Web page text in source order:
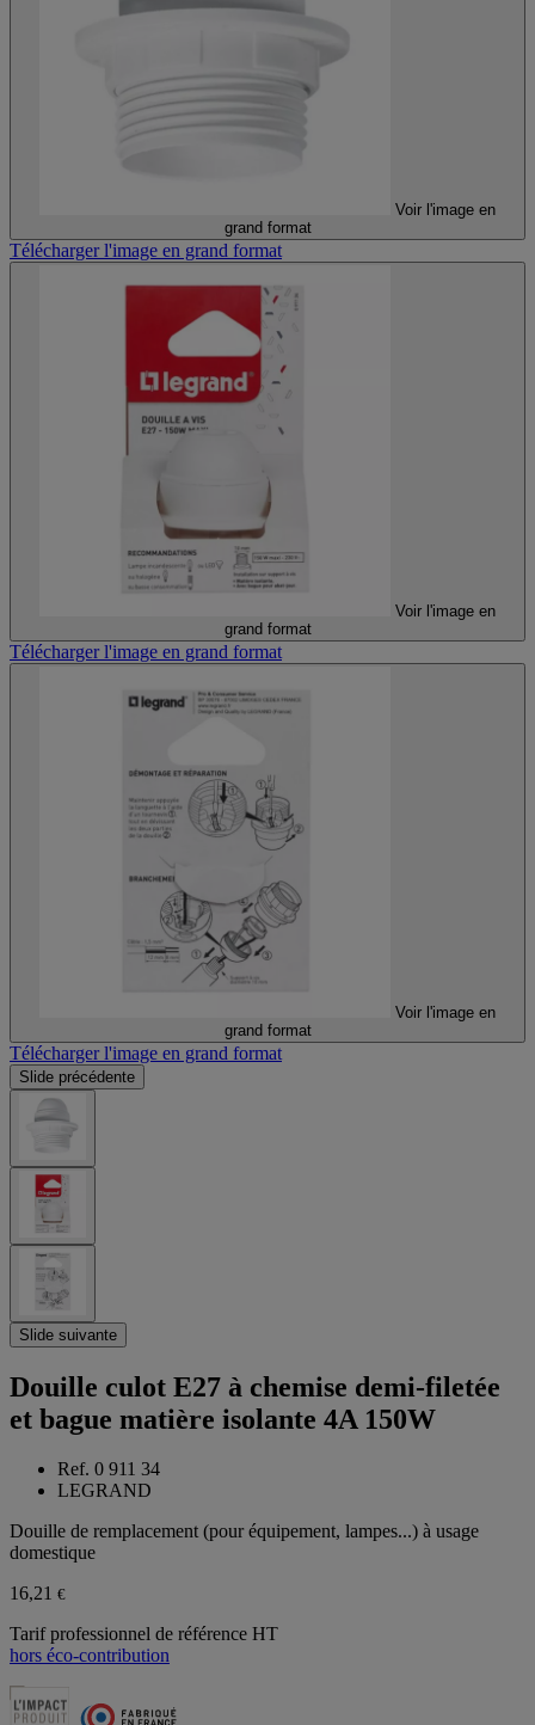
Voir l'image en
grand format
Télécharger l'image en grand format
Voir l'image en
grand format
Télécharger l'image en grand format
Voir l'image en
grand format
Télécharger l'image en grand format
Slide précédente
Slide suivante
Douille culot E27 à chemise demi-filetée
et bague matière isolante 4A 150W
Ref. 0 911 34
LEGRAND
Douille de remplacement (pour équipement, lampes...) à usage
domestique
16,21 €
Tarif professionnel de référence HT
hors éco-contribution